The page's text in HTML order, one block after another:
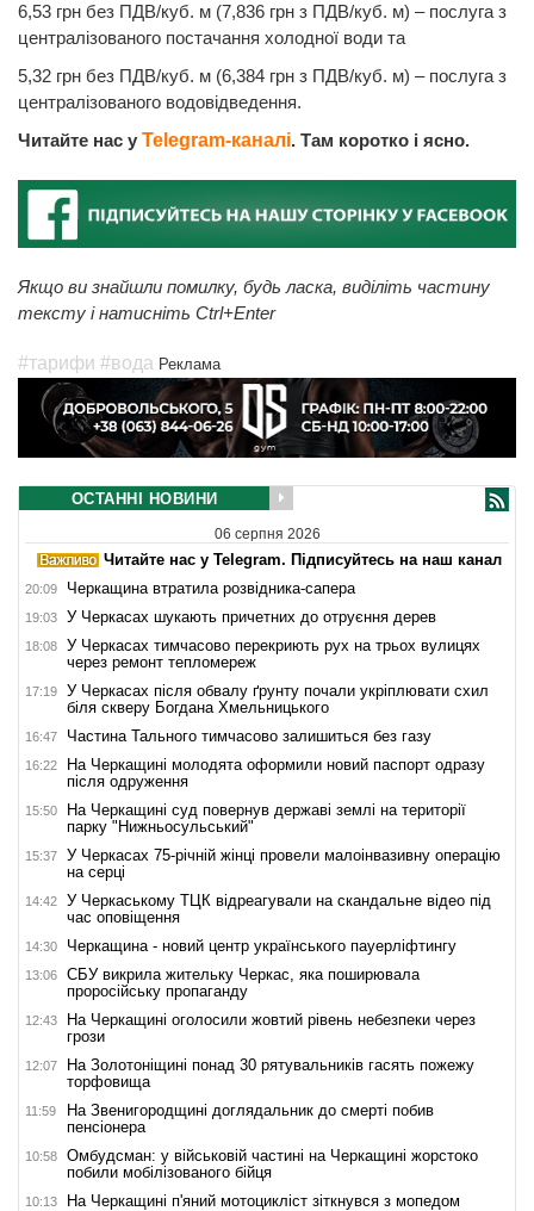
6,53 грн без ПДВ/куб. м (7,836 грн з ПДВ/куб. м) – послуга з
централізованого постачання холодної води та
5,32 грн без ПДВ/куб. м (6,384 грн з ПДВ/куб. м) – послуга з
централізованого водовідведення.
Читайте нас у Telegram-каналі. Там коротко і ясно.
Якщо ви знайшли помилку, будь ласка, виділіть частину
тексту і натисніть Ctrl+Enter
#тарифи #вода Реклама
ОСТАННІ НОВИНИ
06 серпня 2026
Читайте нас у Telegram. Підписуйтесь на наш канал
20:09 Черкащина втратила розвідника-сапера
19:03 У Черкасах шукають причетних до отруєння дерев
18:08
У Черкасах тимчасово перекриють рух на трьох вулицях
через ремонт тепломереж
17:19
У Черкасах після обвалу ґрунту почали укріплювати схил
біля скверу Богдана Хмельницького
16:47 Частина Тального тимчасово залишиться без газу
16:22
На Черкащині молодята оформили новий паспорт одразу
після одруження
15:50
На Черкащині суд повернув державі землі на території
парку "Нижньосульський"
15:37
У Черкасах 75-річній жінці провели малоінвазивну операцію
на серці
14:42
У Черкаському ТЦК відреагували на скандальне відео під
час оповіщення
14:30 Черкащина - новий центр українського пауерліфтингу
13:06
СБУ викрила жительку Черкас, яка поширювала
проросійську пропаганду
12:43
На Черкащині оголосили жовтий рівень небезпеки через
грози
12:07
На Золотоніщині понад 30 рятувальників гасять пожежу
торфовища
11:59
На Звенигородщині доглядальник до смерті побив
пенсіонера
10:58
Омбудсман: у військовій частині на Черкащині жорстоко
побили мобілізованого бійця
10:13 На Черкащині п'яний мотоцикліст зіткнувся з мопедом